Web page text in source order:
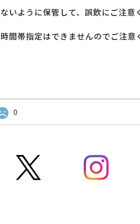
いように保管して、誤飲にご注意
間帯指定はできませんのでご注意
0